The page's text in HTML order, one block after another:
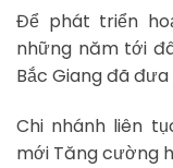
Để phát triển
những năm tới
Bắc Giang đã
Chi nhánh liên
mới Tăng cường